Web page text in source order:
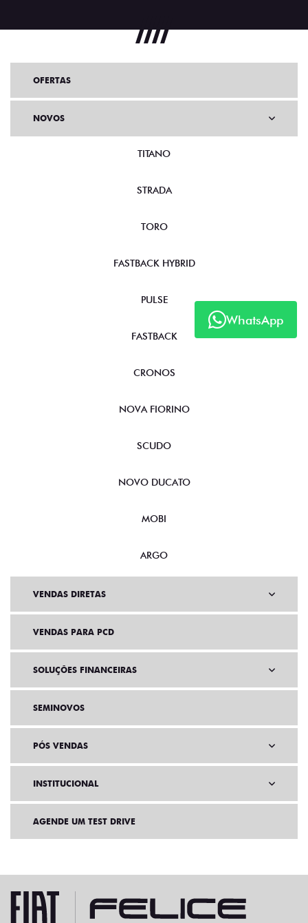
WhatsApp
OFERTAS
NOVOS
TITANO
STRADA
TORO
FASTBACK HYBRID
PULSE
FASTBACK
CRONOS
NOVA FIORINO
SCUDO
NOVO DUCATO
MOBI
ARGO
VENDAS DIRETAS
VENDAS PARA PCD
SOLUÇÕES FINANCEIRAS
SEMINOVOS
PÓS VENDAS
INSTITUCIONAL
AGENDE UM TEST DRIVE